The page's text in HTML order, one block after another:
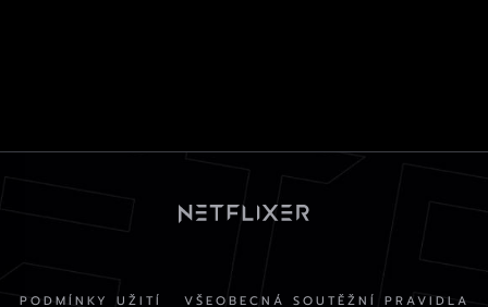
PODMÍNKY UŽITÍ VŠEOBECNÁ SOUTĚŽNÍ PRAVIDLA